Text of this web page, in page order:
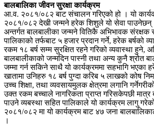
बालबालिका जीवन सुरक्षा कार्यक्रम
आ.व. २०८१/०८२ बाट संचालन गरिएको हो । यो
२०८१/०८२ देखी जन्मने हरेक शिशुले यो सेवा पाउनेछन्
अन्तर्गत बालबालीका जन्मने वितिकै अभिभावक संरक्षक
पालिकाको तर्फबाट ५ हजार प्रदान गर्ने, हरेक बर्षको
रकम १८ बर्ष सम्म सुरक्षित रहने गरिको व्यवास्था हुने,
बालबालीकाको जन्मदिन पास्नी तथा अन्य कुनै श्रोत
जम्मा गर्न सकिने साथै यो कार्यक्रममा सहभागि भएका
खातामा उनिहरु १८ बर्ष पुग्दा करिब ५ लाखको कोष
उच्च शिक्षा, तथा व्यवसायमुलक क्षेत्रमा लगानि
उक्त रकम बच्चाले नागरिकता प्राप्त गरिसकेपछी
पाउने व्यबस्था सहित पालिकाले यो कार्यक्रम लागु
२०८१/०८२ मा यो कार्यक्रम बाट ४७ जना
।